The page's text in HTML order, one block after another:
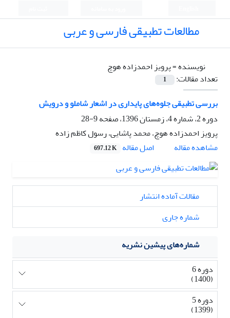
مطالعات تطبیقی فارسی و عربی
نویسنده =پرویز احمدزاده هوچ
تعداد مقالات:
1
بررسی تطبیقی جلوه‌های پایداری در اشعار شاملو و درویش
دوره 2، شماره 4، زمستان 1396، صفحه
9-28
پرویز احمدزاده هوچ، محمد پاشایی، رسول کاظم زاده
مشاهده مقاله
اصل مقاله 697.12 K
مقالات آماده انتشار
شماره جاری
شماره‌های پیشین نشریه
دوره 6
(1400)
دوره 5
(1399)